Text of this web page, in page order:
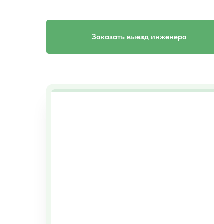
Заказать выезд инженера